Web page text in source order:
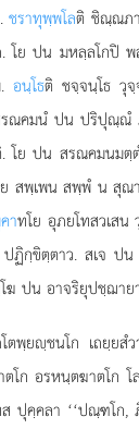
.ชราทุพฺพโลติ ชิณฺณภ
โย ปน มหลฺลโกปิ
อนฺโธติ ชจฺจนฺโธ วุ
ณคมนํ ปน ปริปุณฺณํ
โย ปน สรณคมนม
สพฺเพน สพฺพํ น สุ
าทโย อุภยโทสวเส
ฏิกฺขิตฺตาว. สเจ ป
ฆ ปน อาจริยุปชฺฌา
ตพฺยฺชนโก เถยฺยสํ
โก อรหนฺตฆาตโก
ปุคฺคลา ‘‘ปณฺฑโก